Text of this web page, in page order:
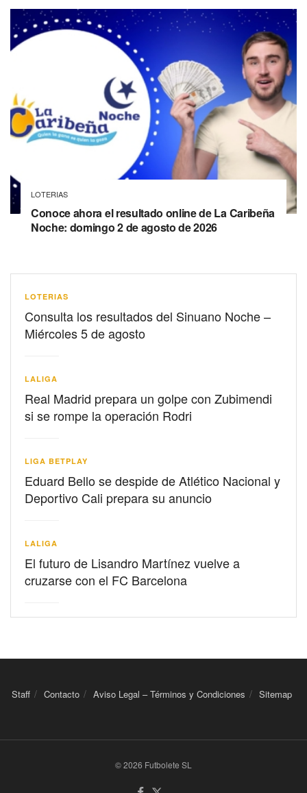
LOTERIAS
Conoce ahora el resultado online de La Caribeña
Noche: domingo 2 de agosto de 2026
LOTERIAS
Consulta los resultados del Sinuano Noche –
Miércoles 5 de agosto
LALIGA
Real Madrid prepara un golpe con Zubimendi
si se rompe la operación Rodri
LIGA BETPLAY
Eduard Bello se despide de Atlético Nacional y
Deportivo Cali prepara su anuncio
LALIGA
El futuro de Lisandro Martínez vuelve a
cruzarse con el FC Barcelona
Staff Contacto Aviso Legal – Términos y Condiciones Sitemap
© 2026 Futbolete SL